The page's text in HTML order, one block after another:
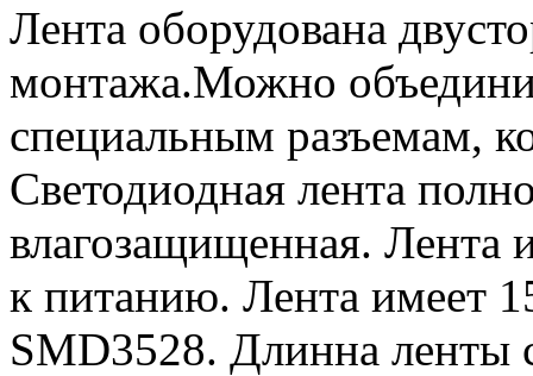
Лента оборудована
монтажа.Можно
специальным разъемам,
Светодиодная лента
влагозащищенная. Лента
к питанию. Лента имеет
SMD3528. Длинна ленты